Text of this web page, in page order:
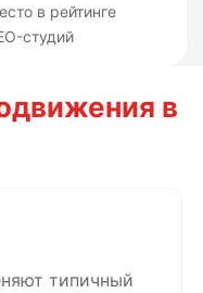
в рейтинге
студий
в
типичный